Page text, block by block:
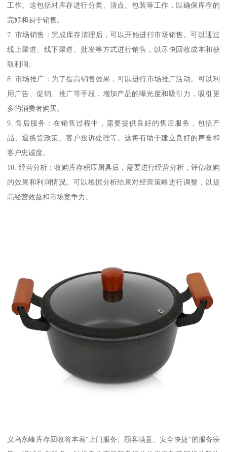
工作。这包括对库存进行分类、清点、包装等工作，以确保库存的
完好和易于销售。
7. 市场销售：完成库存清理后，可以开始进行市场销售。可以通过
线上渠道、线下渠道、批发等方式进行销售，以尽快回收成本和获
取利润。
8. 市场推广：为了提高销售效果，可以进行市场推广活动。可以利
用广告、促销、推广等手段，增加产品的曝光度和吸引力，吸引更
多的消费者购买。
9. 售后服务：在销售过程中，需要提供良好的售后服务，包括产
品、退换货政策、客户投诉处理等。这将有助于建立良好的声誉和
客户忠诚度。
10. 经营分析：收购库存积压厨具后，需要进行经营分析，评估收购
的效果和利润情况。可以根据分析结果对经营策略进行调整，以提
高经营效益和市场竞争力。
义乌永峰库存回收将本着“上门服务、顾客满意、安全快捷”的服务宗